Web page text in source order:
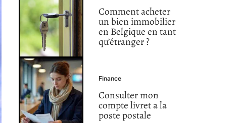
Comment acheter
un bien immobilier
en Belgique en tant
qu’étranger ?
Finance
Consulter mon
compte livret a la
poste postale